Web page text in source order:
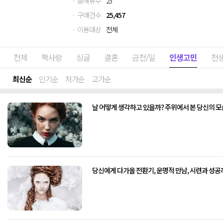
· 구매건수 25,457
· 이용대상 전체
전체 짝사랑 싱글 결혼 금전/일 인생고민 전
최신순 인기순 저가순 고가순
날 어떻게 생각하고 있을까? 주위에서 본 당신의
당신에게 다가올 전환기, 운명적 만남, 시련과 성